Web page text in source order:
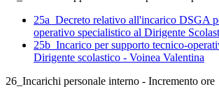
25a_Decreto relativo all'incarico DSGA
operativo specialistico al Dirigente
25b_Incarico per supporto tecnico-
Dirigente scolastico - Voinea Valentina
26_Incarichi personale interno - Incremento ore